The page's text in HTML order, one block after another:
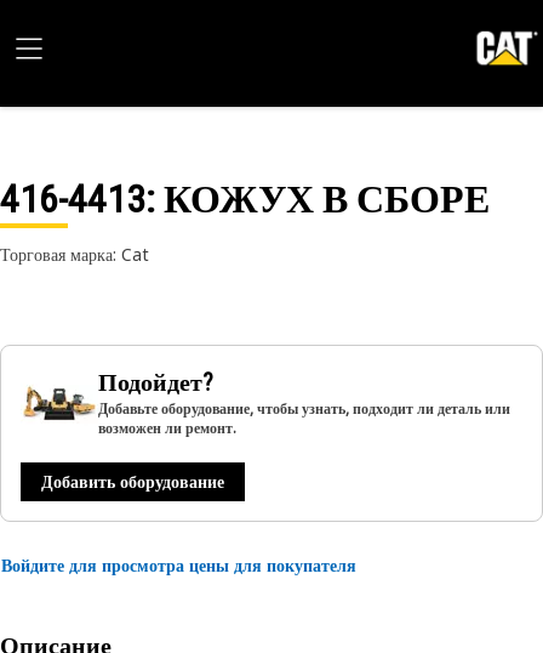
416-4413: КОЖУХ В СБОРЕ
Торговая марка: Cat
Подойдет?
Добавьте оборудование, чтобы узнать, подходит ли деталь или
возможен ли ремонт.
Добавить оборудование
Войдите для просмотра цены для покупателя
Описание